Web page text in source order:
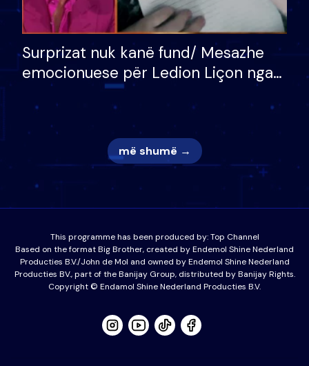
Surprizat nuk kanë fund/ Mesazhe
emocionuese për Ledion Liçon nga
nëna dhe fëmijët e tij, moderatori
nuk i mban dot lotët: Nuk meritoj…
më shumë →
This programme has been produced by:Top Channel
Based on the format Big Brother, created by Endemol Shine Nederland
Producties B.V./John de Mol and owned by Endemol Shine Nederland
Producties BV., part of the Banijay Group, distributed by Banijay Rights.
Copyright © Endamol Shine Nederland Producties B.V.